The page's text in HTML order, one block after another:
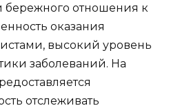
бережного отношения к
оказания
высокий уровень
заболеваний. На
отслеживать